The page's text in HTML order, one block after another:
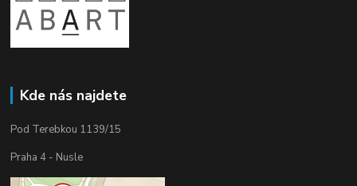
Kde nás najdete
Pod Terebkou 1139/15
Praha 4 - Nusle